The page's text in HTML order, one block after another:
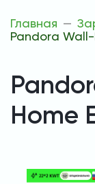
Главная
Pandora Wall-
Home